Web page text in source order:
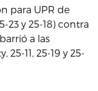
para UPR de
23 y 25-18) contra
a las
11, 25-19 y 25-